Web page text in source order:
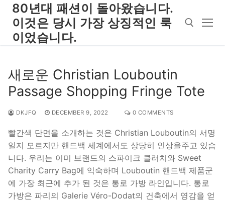
Skip
content
80년대 패션이 돌아왔습니다.
이것은 당시 가장 상징적인 룩
이었습니다.
새로운 Christian Louboutin
Passage Shopping Fringe Tote
DKJFQ DECEMBER 9, 2022 0 COMMENTS
빨간색 단면을 소개하는 것은 Christian Louboutin의 서명
일지 모르지만 핸드백 세계에서도 상당히 인상을주고 있습
니다. 우리는 이미 브랜드의 스파이크 클러치와 Sweet
Charity Carry Bag에 익숙하며 Louboutin 핸드백 제품군
에 가장 최근에 추가 된 것은 통로 가방 라인입니다. 통로
가방은 파리의 Galerie Véro-Dodat의 건축에서 영감을 얻